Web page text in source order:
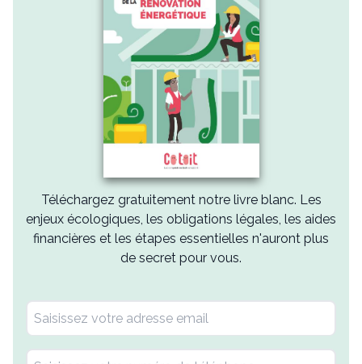
Téléchargez gratuitement notre livre blanc. Les
enjeux écologiques, les obligations légales, les aides
financières et les étapes essentielles n'auront plus
de secret pour vous.